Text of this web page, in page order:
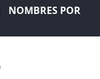
NOMBRES POR